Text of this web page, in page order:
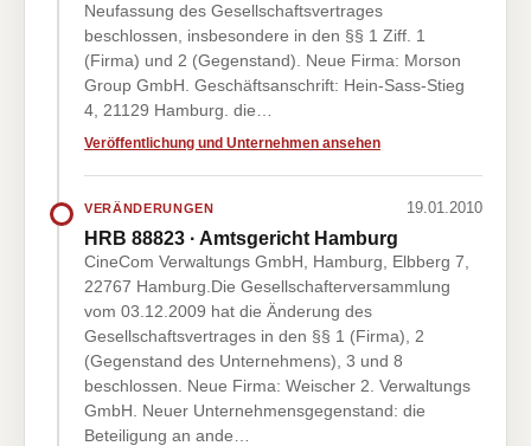
Neufassung des Gesellschaftsvertrages
beschlossen, insbesondere in den §§ 1 Ziff. 1
(Firma) und 2 (Gegenstand). Neue Firma: Morson
Group GmbH. Geschäftsanschrift: Hein-Sass-Stieg
4, 21129 Hamburg. die…
Veröffentlichung und Unternehmen ansehen
VERÄNDERUNGEN 19.01.2010
HRB 88823 · Amtsgericht Hamburg
CineCom Verwaltungs GmbH, Hamburg, Elbberg 7,
22767 Hamburg.Die Gesellschafterversammlung
vom 03.12.2009 hat die Änderung des
Gesellschaftsvertrages in den §§ 1 (Firma), 2
(Gegenstand des Unternehmens), 3 und 8
beschlossen. Neue Firma: Weischer 2. Verwaltungs
GmbH. Neuer Unternehmensgegenstand: die
Beteiligung an ande…